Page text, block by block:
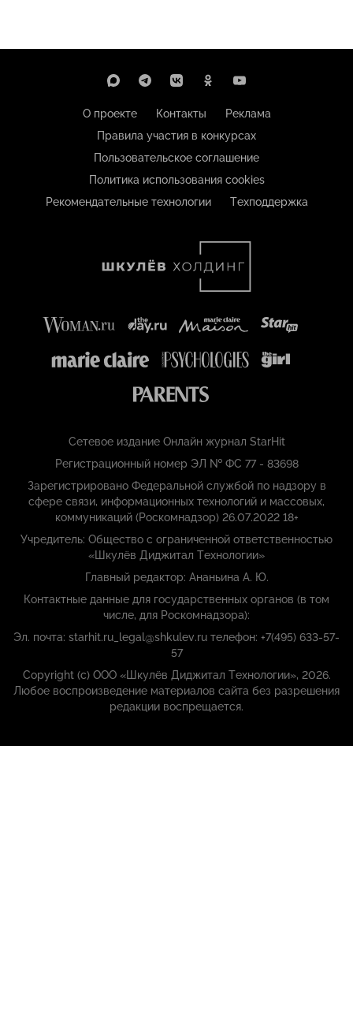
О проекте Контакты
Реклама
Правила участия в конкурсах
Пользовательское соглашение
Политика использования cookies
Рекомендательные технологии
Техподдержка
Сетевое издание Онлайн журнал StarHit
Регистрационный номер ЭЛ № ФС 77 - 83698
Зарегистрировано Федеральной службой по надзору в
сфере связи, информационных технологий и массовых,
коммуникаций (Роскомнадзор) 26.07.2022 18+
Учредитель: Общество с ограниченной ответственностью
«Шкулёв Диджитал Технологии»
Главный редактор: Ананьина А. Ю.
Контактные данные для государственных органов (в том
числе, для Роскомнадзора):
Эл. почта: starhit.ru_legal@shkulev.ru телефон: +7(495) 633-57-
57
Copyright (с) ООО «Шкулёв Диджитал Технологии», 2026.
Любое воспроизведение материалов сайта без разрешения
редакции воспрещается.